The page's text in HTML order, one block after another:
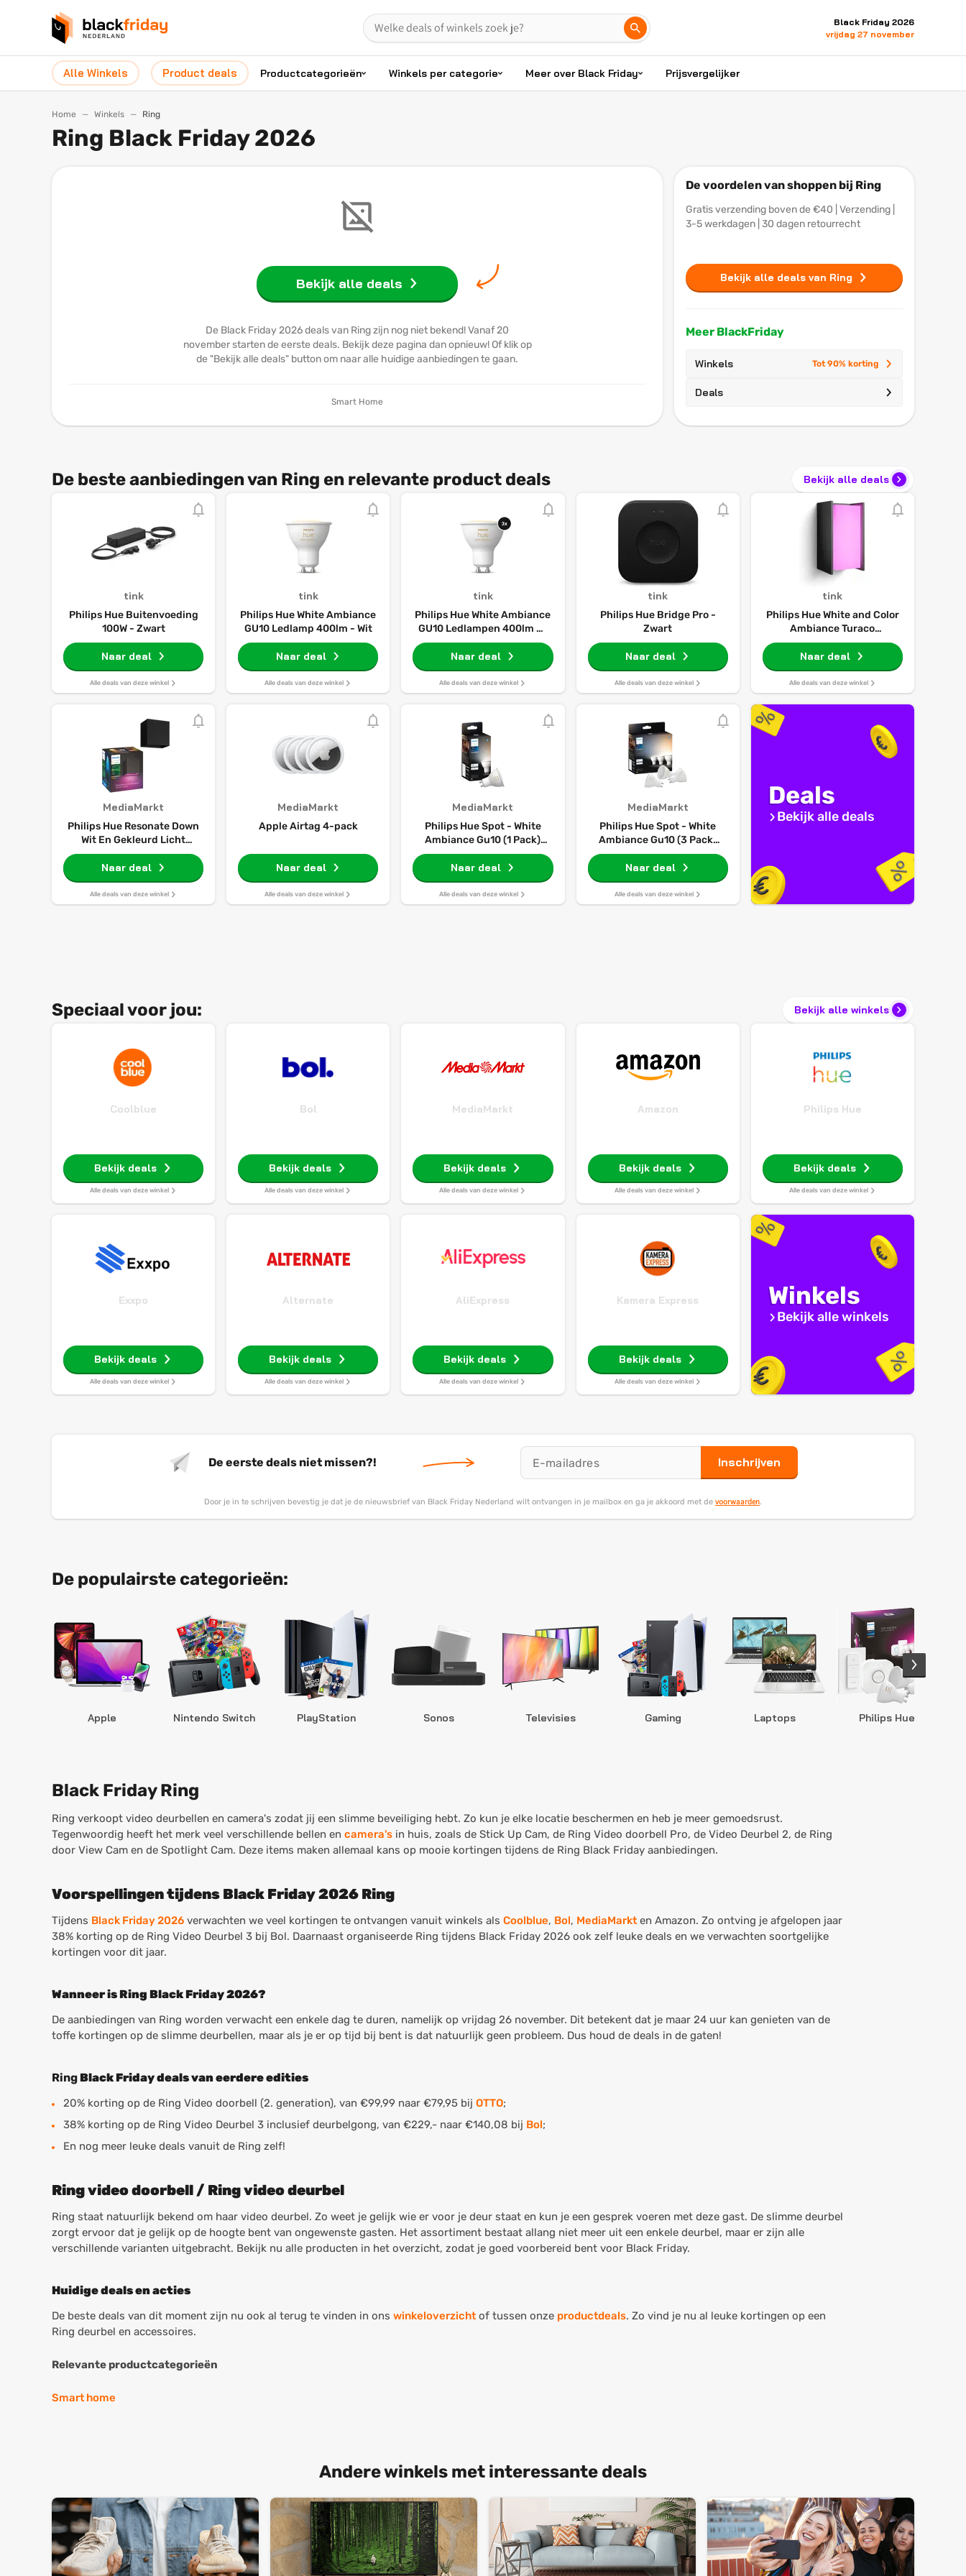
Black Friday 2026
vrijdag 27 november
Alle Winkels Product deals Productcategorieën Winkels per categorie Meer over Black Friday Prijsvergelijker
Home Winkels Ring
Ring Black Friday 2026
Bekijk alle deals
De Black Friday 2026 deals van Ring zijn nog niet bekend! Vanaf 20
november starten de eerste deals. Bekijk deze pagina dan opnieuw! Of klik op
de "Bekijk alle deals" button om naar alle huidige aanbiedingen te gaan.
Smart Home
De voordelen van shoppen bij Ring
Gratis verzending boven de €40 | Verzending |
3-5 werkdagen | 30 dagen retourrecht
Bekijk alle deals van Ring
Meer BlackFriday
Winkels Tot 90% korting
Deals
De beste aanbiedingen van Ring en relevante product deals Bekijk alle deals
tink
Philips Hue Buitenvoeding
100W - Zwart
Naar deal
Alle deals van deze winkel
tink
Philips Hue White Ambiance
GU10 Ledlamp 400lm - Wit
Naar deal
Alle deals van deze winkel
tink
Philips Hue White Ambiance
GU10 Ledlampen 400lm 3-
pack - Wit
Naar deal
Alle deals van deze winkel
tink
Philips Hue Bridge Pro -
Zwart
Naar deal
Alle deals van deze winkel
tink
Philips Hue White and Color
Ambiance Turaco
buitenwandlamp - Zwart
Naar deal
Alle deals van deze winkel
MediaMarkt
Philips Hue Resonate Down
Wit En Gekleurd Licht
Slimme Buitenarmatuur
Zwart
Naar deal
Alle deals van deze winkel
MediaMarkt
Apple Airtag 4-pack
Naar deal
Alle deals van deze winkel
MediaMarkt
Philips Hue Spot - White
Ambiance Gu10 (1 Pack)
Slimme Ledlamp Wit
Naar deal
Alle deals van deze winkel
MediaMarkt
Philips Hue Spot - White
Ambiance Gu10 (3 Pack)
Slimme Ledlamp Wit
Naar deal
Alle deals van deze winkel
Deals
Bekijk alle deals
Speciaal voor jou: Bekijk alle winkels
Coolblue
Bekijk deals
Alle deals van deze winkel
Bol
Bekijk deals
Alle deals van deze winkel
MediaMarkt
Bekijk deals
Alle deals van deze winkel
Amazon
Bekijk deals
Alle deals van deze winkel
Philips Hue
Bekijk deals
Alle deals van deze winkel
Exxpo
Bekijk deals
Alle deals van deze winkel
Alternate
Bekijk deals
Alle deals van deze winkel
AliExpress
Bekijk deals
Alle deals van deze winkel
Kamera Express
Bekijk deals
Alle deals van deze winkel
Winkels
Bekijk alle winkels
De eerste deals niet missen?! Inschrijven
Door je in te schrijven bevestig je dat je de nieuwsbrief van Black Friday Nederland wilt ontvangen in je mailbox en ga je akkoord met de voorwaarden.
De populairste categorieën:
Apple Nintendo Switch PlayStation Sonos Televisies Gaming Laptops Philips Hue
Black Friday Ring
Ring verkoopt video deurbellen en camera's zodat jij een slimme beveiliging hebt. Zo kun je elke locatie beschermen en heb je meer gemoedsrust.
Tegenwoordig heeft het merk veel verschillende bellen en camera's in huis, zoals de Stick Up Cam, de Ring Video doorbell Pro, de Video Deurbel 2, de Ring
door View Cam en de Spotlight Cam. Deze items maken allemaal kans op mooie kortingen tijdens de Ring Black Friday aanbiedingen.
Voorspellingen tijdens Black Friday 2026 Ring
Tijdens Black Friday 2026 verwachten we veel kortingen te ontvangen vanuit winkels als Coolblue, Bol, MediaMarkt en Amazon. Zo ontving je afgelopen jaar
38% korting op de Ring Video Deurbel 3 bij Bol. Daarnaast organiseerde Ring tijdens Black Friday 2026 ook zelf leuke deals en we verwachten soortgelijke
kortingen voor dit jaar.
Wanneer is Ring Black Friday 2026?
De aanbiedingen van Ring worden verwacht een enkele dag te duren, namelijk op vrijdag 26 november. Dit betekent dat je maar 24 uur kan genieten van de
toffe kortingen op de slimme deurbellen, maar als je er op tijd bij bent is dat natuurlijk geen probleem. Dus houd de deals in de gaten!
RingBlack Friday deals van eerdere edities
20% korting op de Ring Video doorbell (2. generation), van €99,99 naar €79,95 bij OTTO;
38% korting op de Ring Video Deurbel 3 inclusief deurbelgong, van €229,- naar €140,08 bij Bol;
En nog meer leuke deals vanuit de Ring zelf!
Ring video doorbell / Ring video deurbel
Ring staat natuurlijk bekend om haar video deurbel. Zo weet je gelijk wie er voor je deur staat en kun je een gesprek voeren met deze gast. De slimme deurbel
zorgt ervoor dat je gelijk op de hoogte bent van ongewenste gasten. Het assortiment bestaat allang niet meer uit een enkele deurbel, maar er zijn alle
verschillende varianten uitgebracht. Bekijk nu alle producten in het overzicht, zodat je goed voorbereid bent voor Black Friday.
Huidige deals en acties
De beste deals van dit moment zijn nu ook al terug te vinden in ons winkeloverzicht of tussen onze productdeals. Zo vind je nu al leuke kortingen op een
Ring deurbel en accessoires.
Relevante productcategorieën
Smart home
Andere winkels met interessante deals